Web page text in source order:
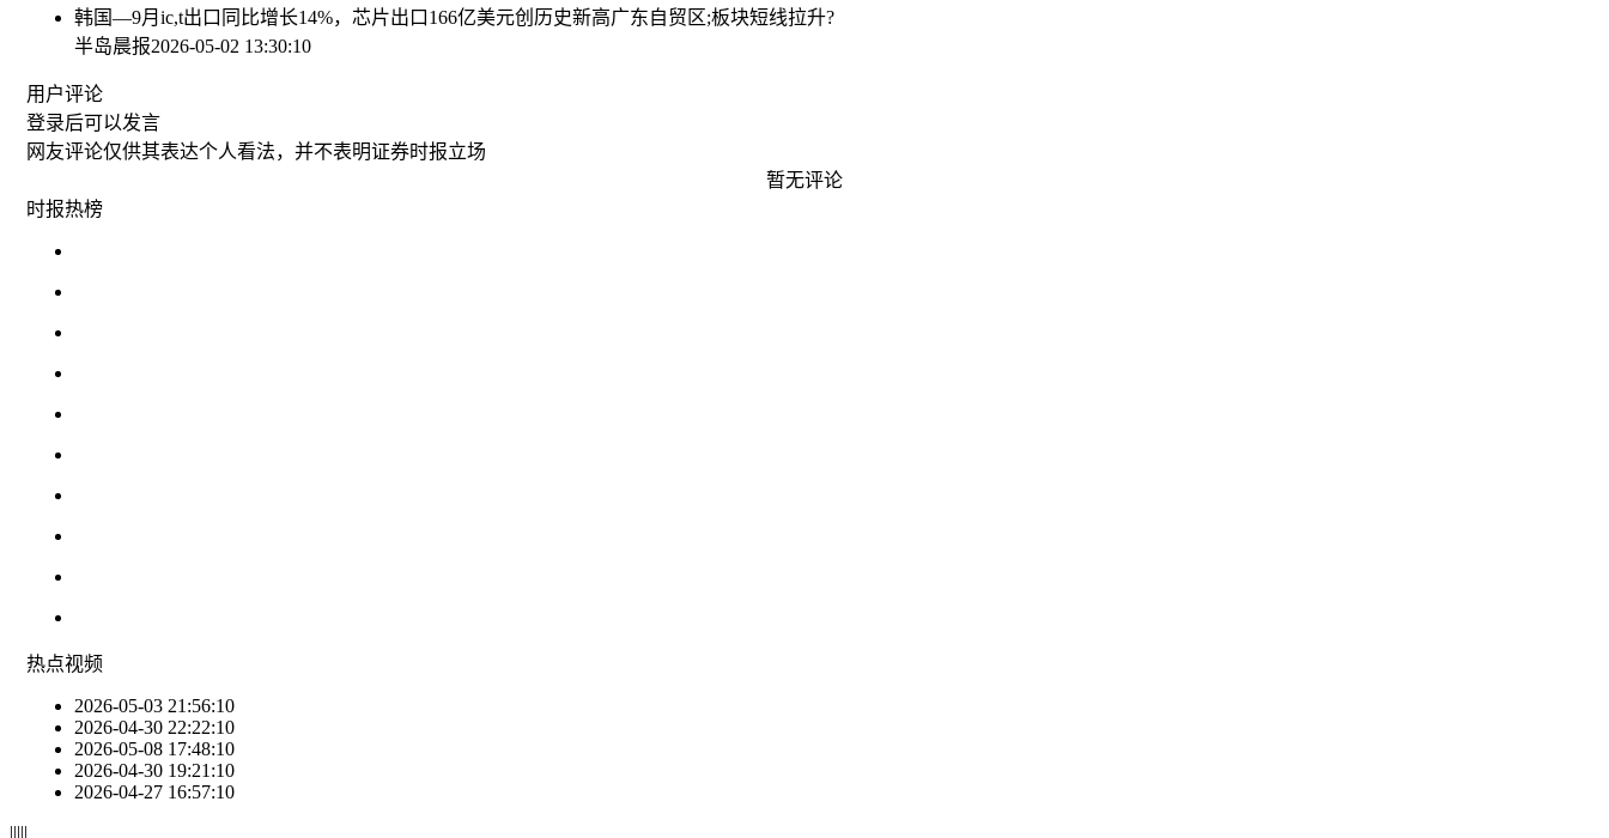
韩国—9月ic,t出口同比增长14%，芯片出口166亿美元创历史新高广东自贸区;板块短线拉升?
半岛晨报2026-05-02 13:30:10
用户评论
登录后可以发言
网友评论仅供其表达个人看法，并不表明证券时报立场
暂无评论
时报热榜
热点视频
2026-05-03 21:56:10
2026-04-30 22:22:10
2026-05-08 17:48:10
2026-04-30 19:21:10
2026-04-27 16:57:10
|||||